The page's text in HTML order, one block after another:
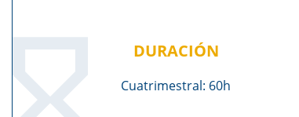
DURACIÓN
Cuatrimestral: 60h